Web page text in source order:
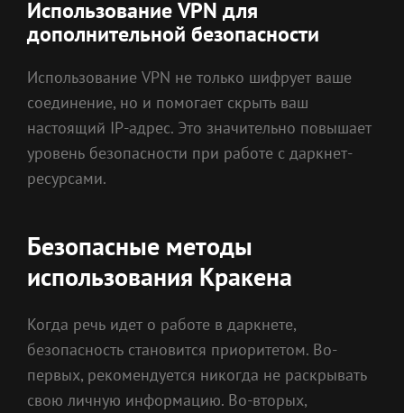
Использование VPN для
дополнительной безопасности
Использование VPN не только шифрует ваше
соединение, но и помогает скрыть ваш
настоящий IP-адрес. Это значительно повышает
уровень безопасности при работе с даркнет-
ресурсами.
Безопасные методы
использования Кракена
Когда речь идет о работе в даркнете,
безопасность становится приоритетом. Во-
первых, рекомендуется никогда не раскрывать
свою личную информацию. Во-вторых,